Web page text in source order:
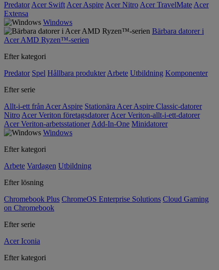
Predator Acer Swift Acer Aspire Acer Nitro Acer TravelMate Acer
Extensa
Windows
Bärbara datorer i
Acer AMD Ryzen™-serien
Efter kategori
Predator Spel Hållbara produkter Arbete Utbildning Komponenter
Efter serie
Allt-i-ett från Acer Aspire Stationära Acer Aspire Classic-datorer
Nitro Acer Veriton företagsdatorer Acer Veriton-allt-i-ett-datorer
Acer Veriton-arbetsstationer Add-In-One Minidatorer
Windows
Efter kategori
Arbete Vardagen Utbildning
Efter lösning
Chromebook Plus ChromeOS Enterprise Solutions Cloud Gaming
on Chromebook
Efter serie
Acer Iconia
Efter kategori